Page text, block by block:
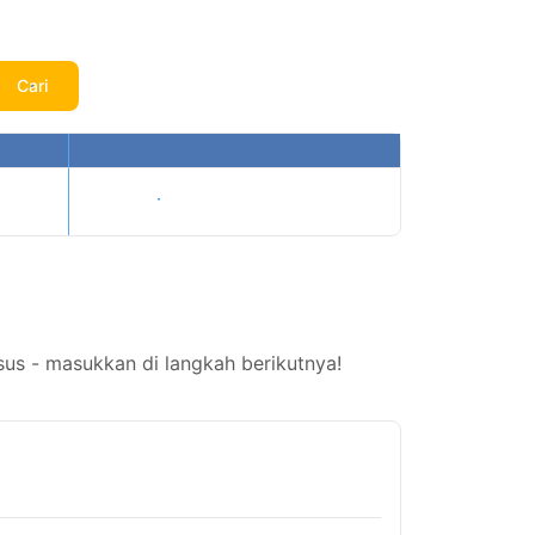
Cari
Tampilkan harga
- masukkan di langkah berikutnya!